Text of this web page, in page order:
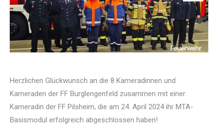
Herzlichen Glückwunsch an die 8 Kameradinnen und
Kameraden der FF Burglengenfeld zusammen mit einer
Kameradin der FF Pilsheim, die am 24. April 2024 ihr MTA-
Basismodul erfolgreich abgeschlossen haben!